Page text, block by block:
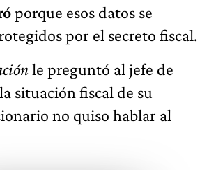
porque esos datos se
por el secreto fiscal.
le preguntó al jefe de
situación fiscal de su
no quiso hablar al